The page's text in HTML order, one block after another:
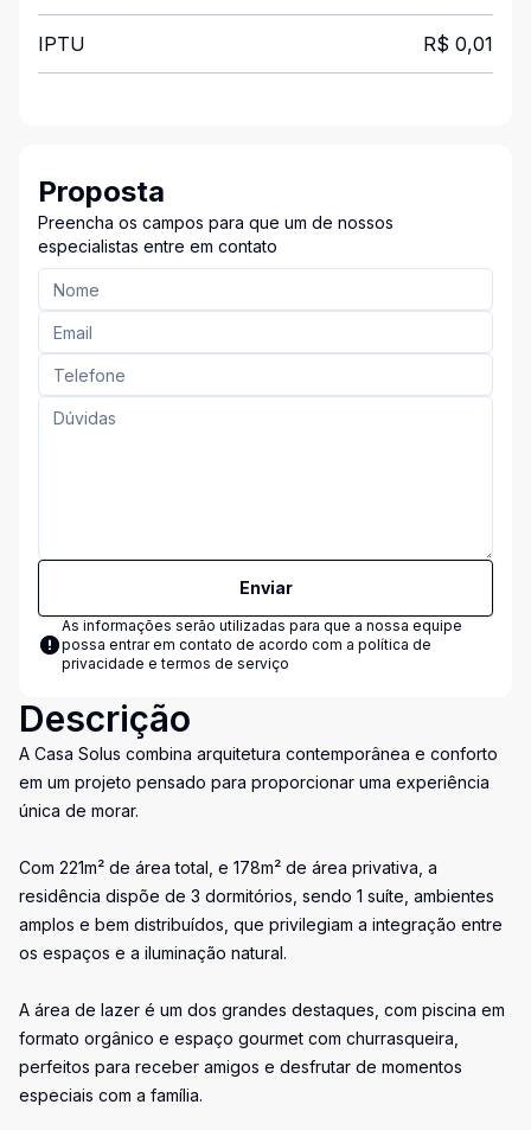
IPTU R$ 0,01
Proposta
Preencha os campos para que um de nossos
especialistas entre em contato
Enviar
As informações serão utilizadas para que a nossa equipe
possa entrar em contato de acordo com a política de
privacidade e termos de serviço
Descrição
A Casa Solus combina arquitetura contemporânea e conforto
em um projeto pensado para proporcionar uma experiência
única de morar.
Com 221m² de área total, e 178m² de área privativa, a
residência dispõe de 3 dormitórios, sendo 1 suíte, ambientes
amplos e bem distribuídos, que privilegiam a integração entre
os espaços e a iluminação natural.
A área de lazer é um dos grandes destaques, com piscina em
formato orgânico e espaço gourmet com churrasqueira,
perfeitos para receber amigos e desfrutar de momentos
especiais com a família.